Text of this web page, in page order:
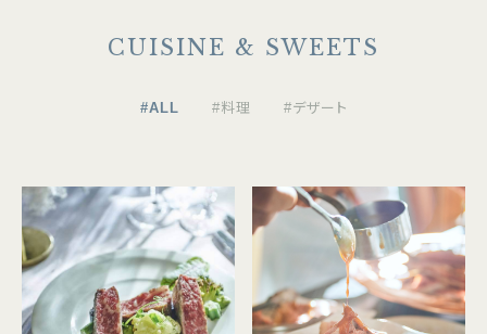
CUISINE & SWEETS
#ALL #料理 #デザート